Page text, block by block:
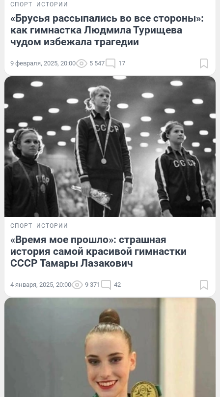
СПОРТ ИСТОРИИ
«Брусья рассыпались во все стороны»:
как гимнастка Людмила Турищева
чудом избежала трагедии
9 февраля, 2025, 20:00 5 547 17
СПОРТ ИСТОРИИ
«Время мое прошло»: страшная
история самой красивой гимнастки
СССР Тамары Лазакович
4 января, 2025, 20:00 9 371 42